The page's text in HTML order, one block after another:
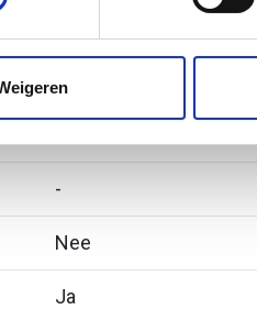
analyseren. Ook delen we
en analyse. Deze partners
53
-
Nee
Ja